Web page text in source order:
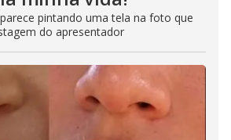
pintando uma tela na foto que
do apresentador